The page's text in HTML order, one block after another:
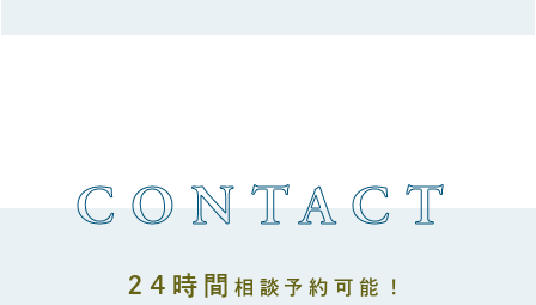
CONTACT
24時間 相談予約可能！